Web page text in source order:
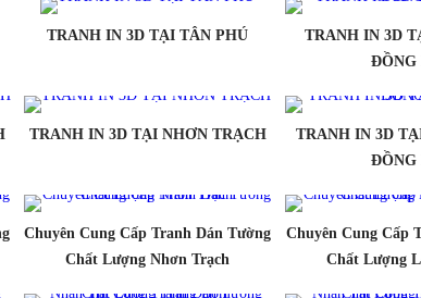
TRANH IN 3D TẠI TÂN PHÚ
TRANH IN 3D
ĐỒNG
TRANH IN 3D TẠI NHƠN TRẠCH
TRANH IN 3D
ĐỒNG
Chuyên Cung Cấp Tranh Dán Tường
Chất Lượng Nhơn Trạch
Chuyên Cung Cấp
Chất Lượng